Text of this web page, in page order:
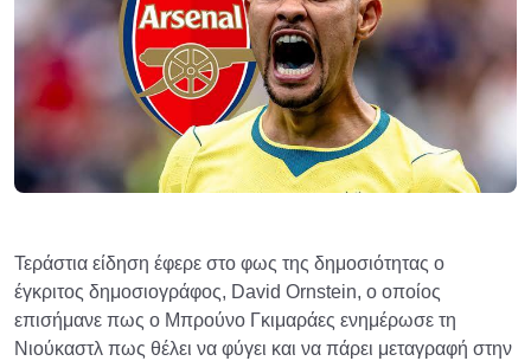
Τεράστια είδηση έφερε στο φως της δημοσιότητας ο
έγκριτος δημοσιογράφος, David Ornstein, ο οποίος
επισήμανε πως ο Μπρούνο Γκιμαράες ενημέρωσε τη
Νιούκαστλ πως θέλει να φύγει και να πάρει μεταγραφή στην